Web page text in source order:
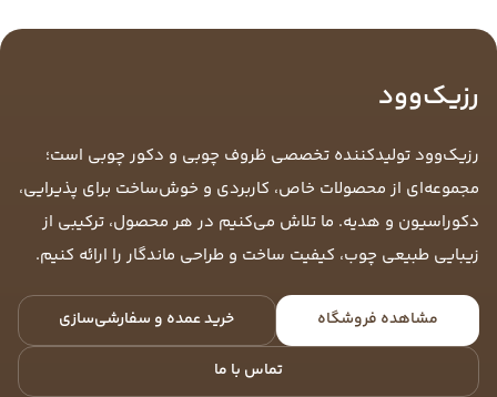
رزیک‌وود
رزیک‌وود تولیدکننده تخصصی ظروف چوبی و دکور چوبی است؛
مجموعه‌ای از محصولات خاص، کاربردی و خوش‌ساخت برای پذیرایی،
دکوراسیون و هدیه. ما تلاش می‌کنیم در هر محصول، ترکیبی از
زیبایی طبیعی چوب، کیفیت ساخت و طراحی ماندگار را ارائه کنیم.
مشاهده فروشگاه خرید عمده و سفارشی‌سازی
تماس با ما